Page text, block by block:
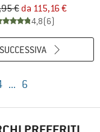
€ da 115,16 €
4,8(6)
... 6
SUCCESSIVA